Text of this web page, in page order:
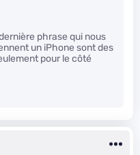
phrase qui nous
un iPhone sont des
pour le côté